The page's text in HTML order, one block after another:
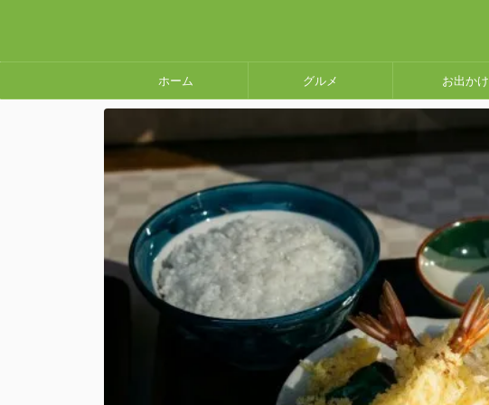
ホーム グルメ お出かけ